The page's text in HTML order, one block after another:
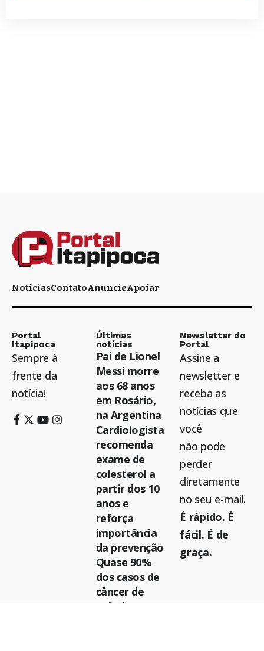
NotíciasContatoAnuncieApoiar
Portal
Itapipoca
Sempre à
frente da
notícia!
Últimas
notícias
Pai de Lionel
Messi morre
aos 68 anos
em Rosário,
na Argentina
Cardiologista
recomenda
exame de
colesterol a
partir dos 10
anos e
reforça
importância
da prevenção
Quase 90%
dos casos de
câncer de
pulmão no
Newsletter do
Portal
Assine a
newsletter e
receba as
notícias que
você
não pode
perder
diretamente
no seu e-mail.
É rápido. É
fácil. É de
graça.